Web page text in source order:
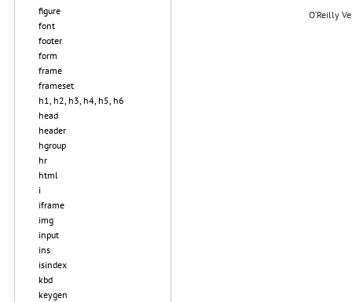
figure
font
footer
form
frame
frameset
h1, h2, h3, h4, h5, h6
head
header
hgroup
hr
html
i
iframe
img
input
ins
isindex
kbd
keygen
O’Reilly